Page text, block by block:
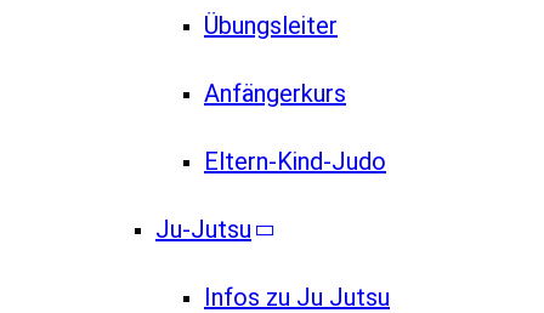
Übungsleiter
Anfängerkurs
Eltern-Kind-Judo
Ju-Jutsu
Infos zu Ju Jutsu